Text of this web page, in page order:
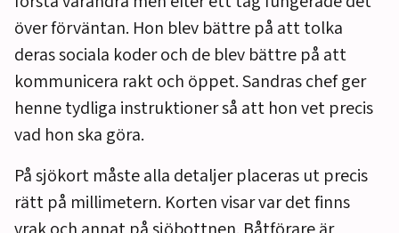
över förväntan. Hon blev bättre på att tolka
deras sociala koder och de blev bättre på att
kommunicera rakt och öppet. Sandras chef ger
henne tydliga instruktioner så att hon vet precis
vad hon ska göra.
På sjökort måste alla detaljer placeras ut precis
rätt på millimetern. Korten visar var det finns